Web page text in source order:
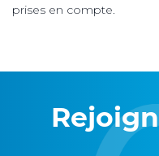
prises en compte.